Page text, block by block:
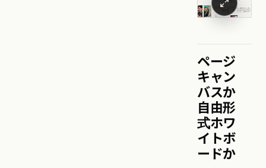
ページ
キャン
バスか
自由形
式ホワ
イトボ
ードか